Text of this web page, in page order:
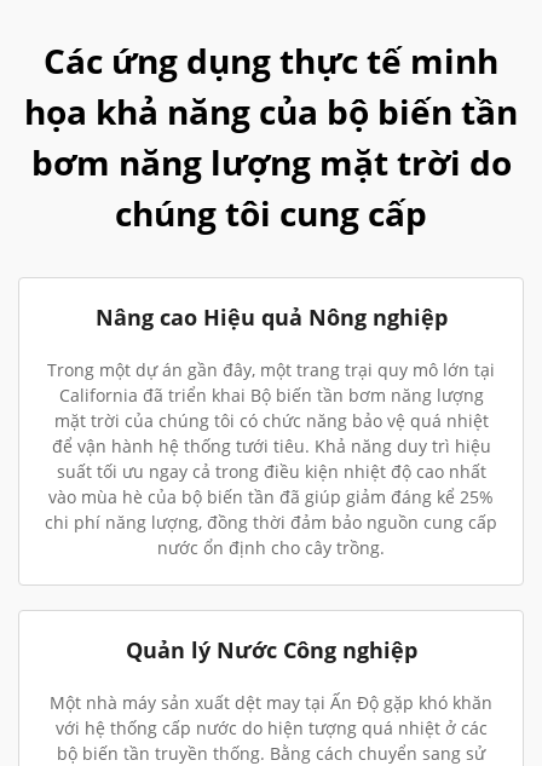
Các ứng dụng thực tế minh
họa khả năng của bộ biến tần
bơm năng lượng mặt trời do
chúng tôi cung cấp
Nâng cao Hiệu quả Nông nghiệp
Trong một dự án gần đây, một trang trại quy mô lớn tại
California đã triển khai Bộ biến tần bơm năng lượng
mặt trời của chúng tôi có chức năng bảo vệ quá nhiệt
để vận hành hệ thống tưới tiêu. Khả năng duy trì hiệu
suất tối ưu ngay cả trong điều kiện nhiệt độ cao nhất
vào mùa hè của bộ biến tần đã giúp giảm đáng kể 25%
chi phí năng lượng, đồng thời đảm bảo nguồn cung cấp
nước ổn định cho cây trồng.
Quản lý Nước Công nghiệp
Một nhà máy sản xuất dệt may tại Ấn Độ gặp khó khăn
với hệ thống cấp nước do hiện tượng quá nhiệt ở các
bộ biến tần truyền thống. Bằng cách chuyển sang sử